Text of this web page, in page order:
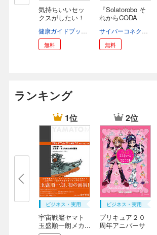
気持ちいいセッ
クスがしたい！
無料
『Solatorobo そ
れからCODA
無料
ランキング
1位
ビジネス・実用
宇宙戦艦ヤマト
玉盛順一朗メカ...
2位
ビジネス・実用
プリキュア２０
周年アニバーサ